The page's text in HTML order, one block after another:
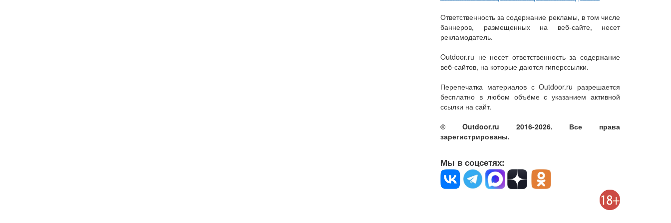
Ответственность за содержание рекламы, в том числе
баннеров, размещенных на веб-сайте, несет
рекламодатель.
Outdoor.ru не несет ответственность за содержание
веб-сайтов, на которые даются гиперссылки.
Перепечатка материалов с Outdoor.ru разрешается
бесплатно в любом объёме с указанием активной
ссылки на сайт.
© Outdoor.ru 2016-2026. Все права
зарегистрированы.
Мы в соцсетях: